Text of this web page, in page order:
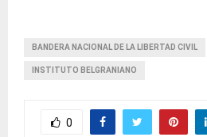
BANDERA NACIONAL DE LA LIBERTAD CIVIL
INSTITUTO BELGRANIANO
0